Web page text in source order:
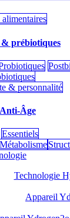
prébiotiques
& personnalité
Âge
Essentiels
Métabolisme
Technologie
Appareil